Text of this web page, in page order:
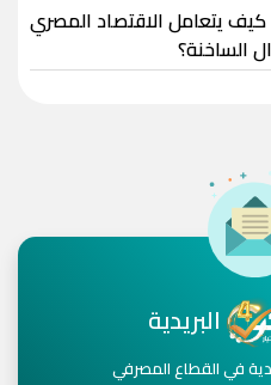
يتعامل الاقتصاد المصري
الساخنة؟
البريدية
في القطاع المصرفي